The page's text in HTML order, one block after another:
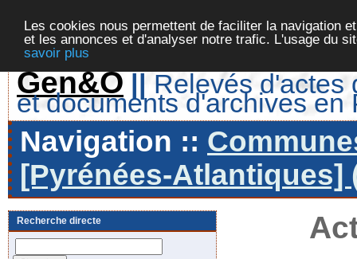
Les cookies nous permettent de faciliter la navigation
et les annonces et d'analyser notre trafic. L'usage du
savoir plus
Gen&O || Relevés d'actes
et documents d'archives en
Navigation ::
[Pyrénées-Atlantiques]
Recherche directe